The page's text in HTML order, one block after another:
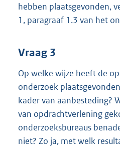
hebben plaatsgevonden,
1, paragraaf 1.3 van het
Vraag 3
Op welke wijze heeft de
onderzoek
kader van aanbesteding?
van opdrachtverlening
onderzoeksbureaus
niet? Zo ja, met welk